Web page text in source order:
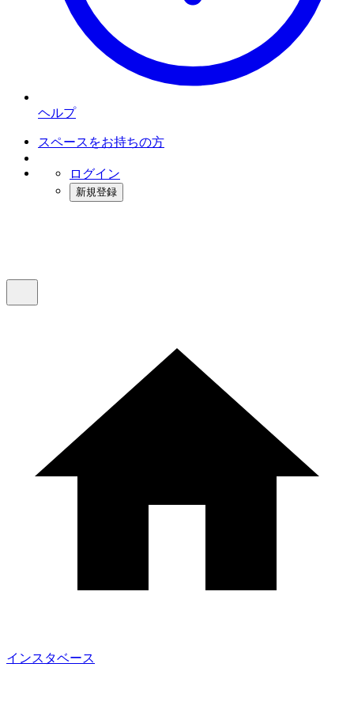
ヘルプ
スペースをお持ちの方
ログイン
新規登録
インスタベース